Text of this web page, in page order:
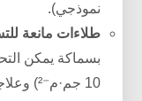
نموذجي).
طلاءات مانعة
10